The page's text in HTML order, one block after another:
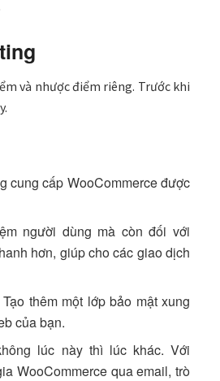
và nhược điểm riêng. Trước khi
cung cấp WooCommerce được
người dùng mà còn đối với
hơn, giúp cho các giao dịch
thêm một lớp bảo mật xung
của bạn.
lúc này thì lúc khác. Với
WooCommerce qua email, trò